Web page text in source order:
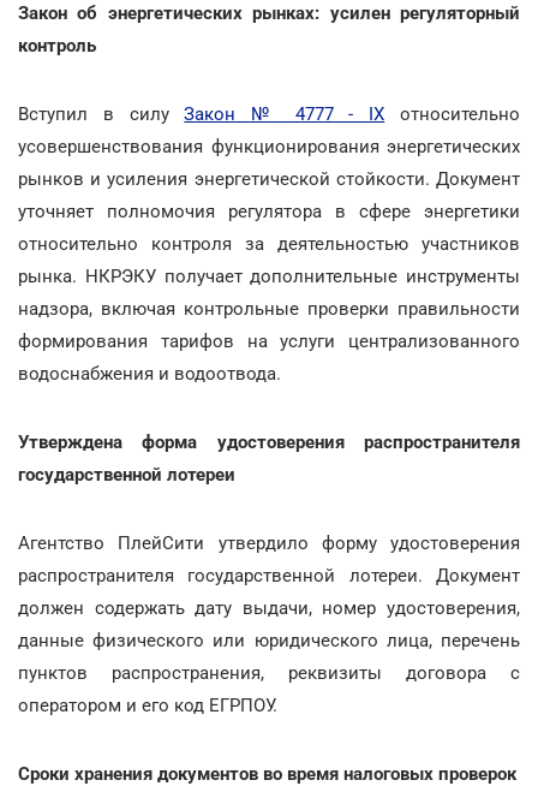
Закон об энергетических рынках: усилен регуляторный
контроль
Вступил в силуЗакон № 4777 - IX относительно
усовершенствования функционирования энергетических
рынков и усиления энергетической стойкости. Документ
уточняет полномочия регулятора в сфере энергетики
относительно контроля за деятельностью участников
рынка. НКРЭКУ получает дополнительные инструменты
надзора, включая контрольные проверки правильности
формирования тарифов на услуги централизованного
водоснабжения и водоотвода.
Утверждена форма удостоверения распространителя
государственной лотереи
Агентство ПлейСити утвердило форму удостоверения
распространителя государственной лотереи. Документ
должен содержать дату выдачи, номер удостоверения,
данные физического или юридического лица, перечень
пунктов распространения, реквизиты договора с
оператором и его код ЕГРПОУ.
Сроки хранения документов во время налоговых проверок